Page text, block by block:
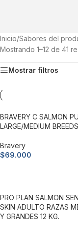
Inicio/Sabores del
Mostrando 1–12 de 41
Mostrar filtros
BRAVERY C SALMON
LARGE/MEDIUM
Bravery
$69.000
PRO PLAN SALMON
SKIN ADULTO RAZAS
Y GRANDES 12 KG.